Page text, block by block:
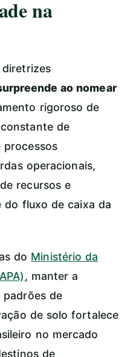
na
ao nomear
rigoroso de
de
processos
operacionais,
recursos e
do fluxo de caixa da
do Ministério da
, manter a
padrões de
de solo fortalece
no mercado
de